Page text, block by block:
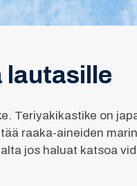
lautasille
Teriyakikastike on
raaka-aineiden
jos haluat katsoa